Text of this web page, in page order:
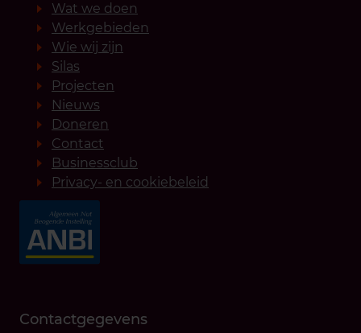
Wat we doen
Werkgebieden
Wie wij zijn
Silas
Projecten
Nieuws
Doneren
Contact
Businessclub
Privacy- en cookiebeleid
Contactgegevens